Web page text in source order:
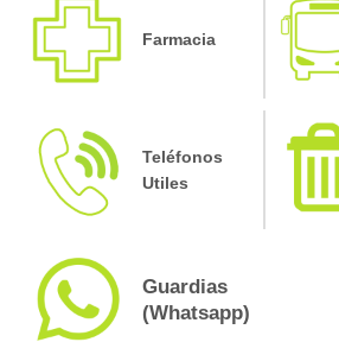
Farmacia
Teléfonos
Utiles
Guardias
(Whatsapp)